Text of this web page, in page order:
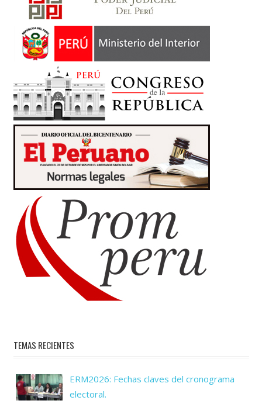
TEMAS RECIENTES
ERM2026: Fechas claves del cronograma
electoral.